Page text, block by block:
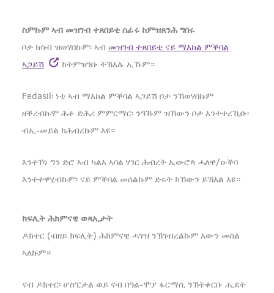
ስምኩም ኣብ መዝገብ ተጸበይቲ ሰፊሩ ከምዝጸንሕ ግበሩ
ቦታ ክሳብ ዝወሃበኩም፡ ኣብ መዝገብ ተጸበይቲ ናይ ማእከል ምቕባል
ኣጋይሽ
ክትምዝገቡ ትኽእሉ ኢኹም።
Fedasil፡ ነቲ ኣብ ማእከል ምቕባል ኣጋይሽ ቦታ ንኽወሃበኩም
ዘቕረብኩሞ ሕቶ ድሕሪ ምምርማር፡ ንዓኹም ዝኸውን ቦታ እንተተረኺቡ፡
ብኢ-መይል ክሕብረኩም እዩ።
እንተኾነ ግን ድሮ ኣብ ካልእ ኣባል ሃገር ሕብረት ኤውሮጳ ሓለዋ/ዑቕባ
እንተተዋሂብኩም፡ ናይ ምቕባል መሰልኩም ድሩት ክኸውን ይኽእል እዩ።
ክፍሊት ሕክምናዊ ወጻኢታት
ዶክተር (ብዘይ ክፍሊት) ሕክምናዊ ሓገዝ ንኽገብረልኩም እውን መሰል
ኣለኩም።
ናብ ዶክተር፡ ሆስፒታል ወይ ናብ በዓል-ሞያ ፋርማሲ ንኽትቀርቡ ሒደት